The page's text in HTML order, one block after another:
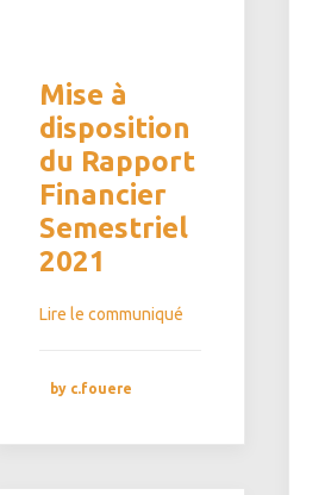
Mise à
disposition
du Rapport
Financier
Semestriel
2021
Lire le communiqué
by c.fouere